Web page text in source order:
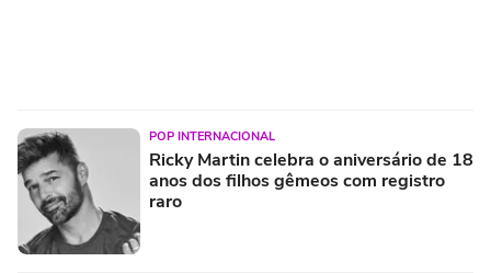
POP INTERNACIONAL
Ricky Martin celebra o aniversário de 18
anos dos filhos gêmeos com registro
raro